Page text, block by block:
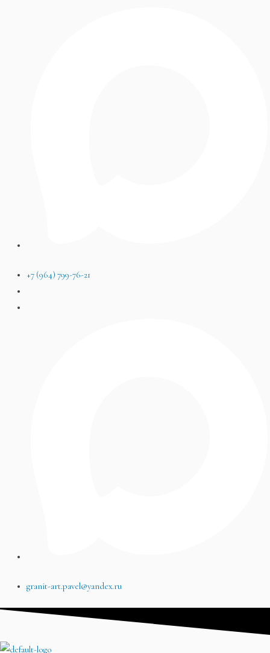
+7 (964) 799-76-21
granit-art.pavel@yandex.ru